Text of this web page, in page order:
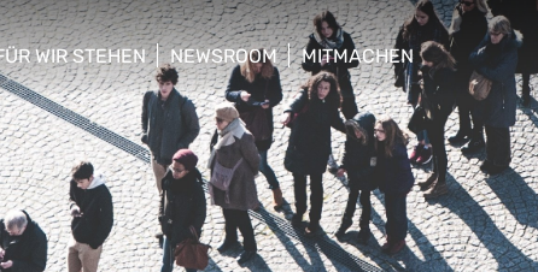
WIR STEHEN
hide sub menu
NEWSROOM
show/hide sub menu
MITMACHEN
show/hide sub menu